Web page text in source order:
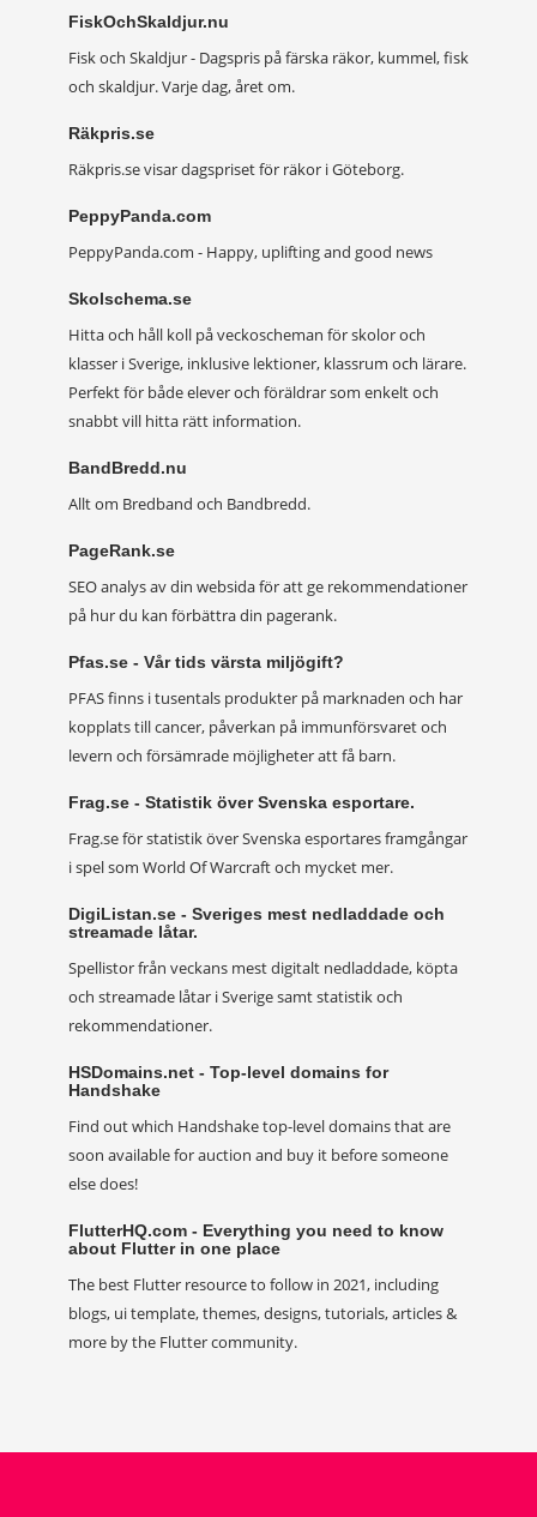
FiskOchSkaldjur.nu
Fisk och Skaldjur - Dagspris på färska räkor, kummel, fisk
och skaldjur. Varje dag, året om.
Räkpris.se
Räkpris.se visar dagspriset för räkor i Göteborg.
PeppyPanda.com
PeppyPanda.com - Happy, uplifting and good news
Skolschema.se
Hitta och håll koll på veckoscheman för skolor och
klasser i Sverige, inklusive lektioner, klassrum och lärare.
Perfekt för både elever och föräldrar som enkelt och
snabbt vill hitta rätt information.
BandBredd.nu
Allt om Bredband och Bandbredd.
PageRank.se
SEO analys av din websida för att ge rekommendationer
på hur du kan förbättra din pagerank.
Pfas.se - Vår tids värsta miljögift?
PFAS finns i tusentals produkter på marknaden och har
kopplats till cancer, påverkan på immunförsvaret och
levern och försämrade möjligheter att få barn.
Frag.se - Statistik över Svenska esportare.
Frag.se för statistik över Svenska esportares framgångar
i spel som World Of Warcraft och mycket mer.
DigiListan.se - Sveriges mest nedladdade och
streamade låtar.
Spellistor från veckans mest digitalt nedladdade, köpta
och streamade låtar i Sverige samt statistik och
rekommendationer.
HSDomains.net - Top-level domains for
Handshake
Find out which Handshake top-level domains that are
soon available for auction and buy it before someone
else does!
FlutterHQ.com - Everything you need to know
about Flutter in one place
The best Flutter resource to follow in 2021, including
blogs, ui template, themes, designs, tutorials, articles &
more by the Flutter community.